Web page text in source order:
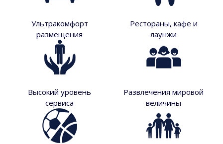
Ультракомфорт
размещения
Рестораны, кафе и
лаунжи
Высокий уровень
сервиса
Развлечения мировой
величины